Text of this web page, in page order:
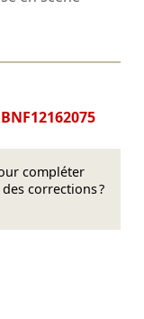
compléter
corrections ?
Bluesky
sur Facebook